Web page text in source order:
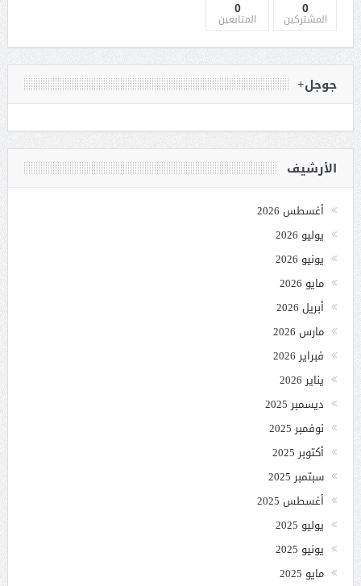
0
المشتركين
0
المتابعين
جوجل+
الأرشيف
أغسطس 2026
يوليو 2026
يونيو 2026
مايو 2026
أبريل 2026
مارس 2026
فبراير 2026
يناير 2026
ديسمبر 2025
نوفمبر 2025
أكتوبر 2025
سبتمبر 2025
أغسطس 2025
يوليو 2025
يونيو 2025
مايو 2025